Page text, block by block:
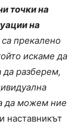
точки на
на
са прекалено
искаме да
разберем,
да можем ние
наставникът